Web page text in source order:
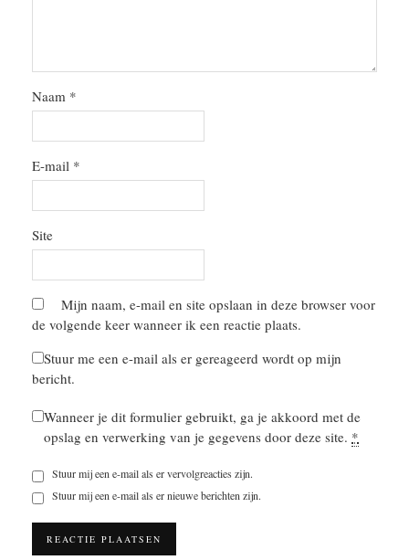
Naam *
E-mail *
Site
Mijn naam, e-mail en site opslaan in deze browser voor
de volgende keer wanneer ik een reactie plaats.
Stuur me een e-mail als er gereageerd wordt op mijn
bericht.
Wanneer je dit formulier gebruikt, ga je akkoord met de
opslag en verwerking van je gegevens door deze site. *
Stuur mij een e-mail als er vervolgreacties zijn.
Stuur mij een e-mail als er nieuwe berichten zijn.